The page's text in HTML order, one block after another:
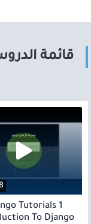
قائمة
Tutorials
To Django